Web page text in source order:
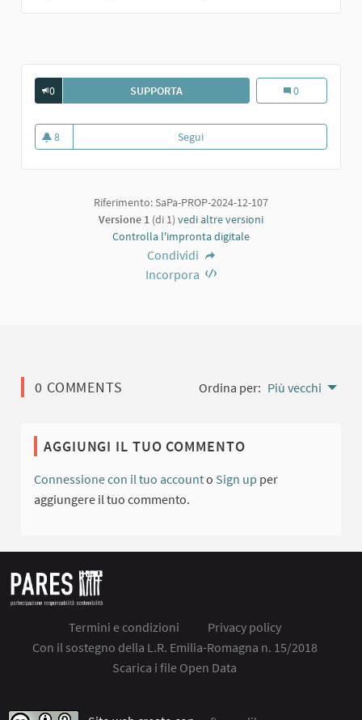
0 SUPPORTARAPPRESENTAZIONI IN SINERGIA
0
8
8 sostenitori
Segui
Riferimento: SaPa-PROP-2024-12-107
Versione 1 (di 1) vedi altre versioni
Controlla l'impronta digitale
Condividi
Incorpora
0 COMMENTS Ordina per: Più vecchi
AGGIUNGI IL TUO COMMENTO
Connessione con il tuo accounto Sign up per
aggiungere il tuo commento.
Termini e condizioni
Privacy policy
Con il sostegno della L.R. Emilia-Romagna n. 15/2018
Scarica i file Open Data